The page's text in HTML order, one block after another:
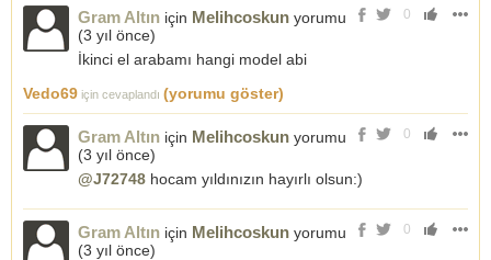
0
Gram Altın için Melihcoskun yorumu
(3 yıl önce)
İkinci el arabamı hangi model abi
Vedo69 için cevaplandı (yorumu göster)
0
Gram Altın için Melihcoskun yorumu
(3 yıl önce)
@J72748 hocam yıldınızın hayırlı olsun:)
0
Gram Altın için Melihcoskun yorumu
(3 yıl önce)